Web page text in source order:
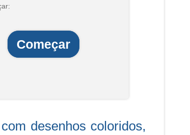
Começar
desenhos coloridos,